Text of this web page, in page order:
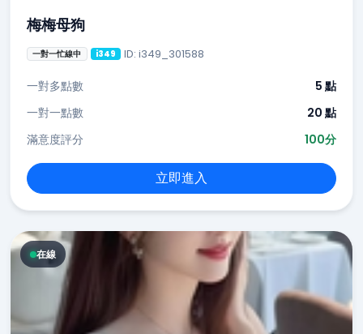
梅梅母狗
一對一忙線中 i349 ID: i349_301588
一對多點數
5 點
一對一點數
20 點
滿意度評分
100分
立即進入
在線